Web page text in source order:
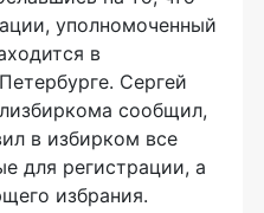
уполномоченный
в
Сергей
сообщил,
в избирком все
для регистрации, а
избрания.